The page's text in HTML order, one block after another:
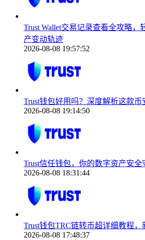
Trust Wallet交易记录查看全攻略，
产变动轨迹
2026-08-08 19:57:52
Trust钱包好用吗？深度解析这款
2026-08-08 19:14:50
Trust信任钱包，你的数字资产安全
2026-08-08 18:31:44
Trust钱包TRC链转币超详细教程
2026-08-08 17:48:37